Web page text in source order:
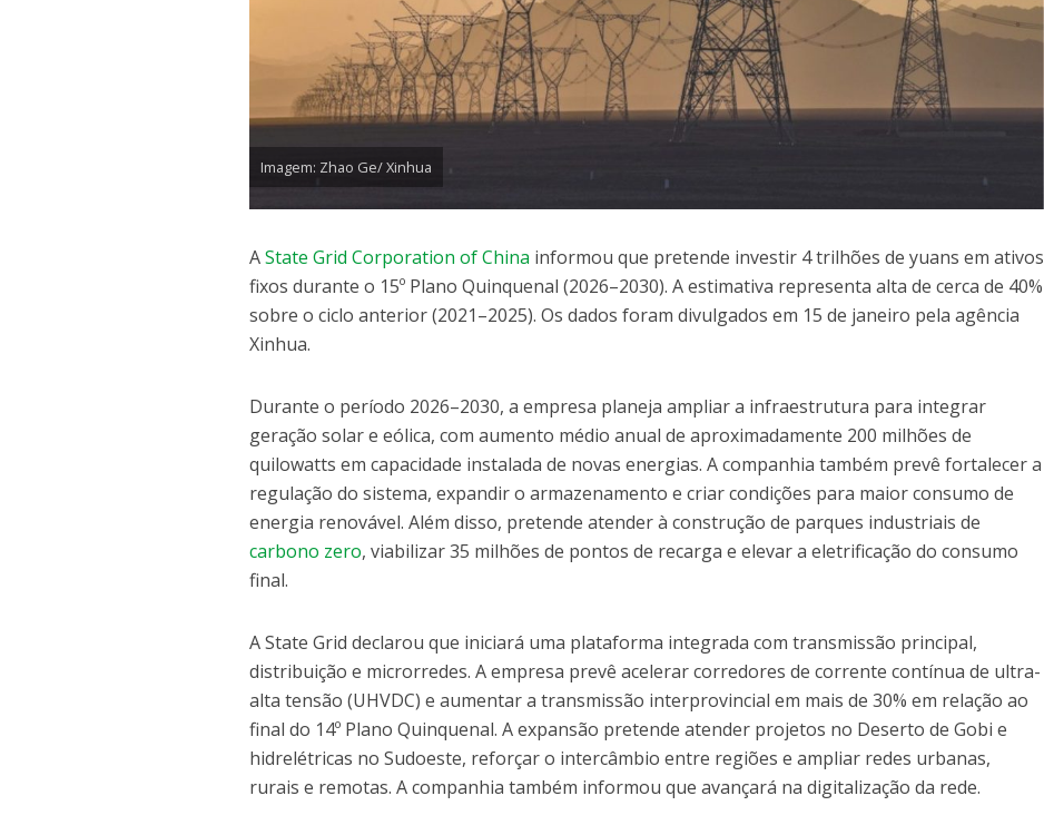
Imagem: Zhao Ge/ Xinhua
AState Grid Corporation of China informou que pretende investir 4 trilhões de yuans em ativos
fixos durante o 15º Plano Quinquenal (2026–2030). A estimativa representa alta de cerca de 40%
sobre o ciclo anterior (2021–2025). Os dados foram divulgados em 15 de janeiro pela agência
Xinhua.
Durante o período 2026–2030, a empresa planeja ampliar a infraestrutura para integrar
geração solar e eólica, com aumento médio anual de aproximadamente 200 milhões de
quilowatts em capacidade instalada de novas energias. A companhia também prevê fortalecer a
regulação do sistema, expandir o armazenamento e criar condições para maior consumo de
energia renovável. Além disso, pretende atender à construção de parques industriais de
carbono zero, viabilizar 35 milhões de pontos de recarga e elevar a eletrificação do consumo
final.
A State Grid declarou que iniciará uma plataforma integrada com transmissão principal,
distribuição e microrredes. A empresa prevê acelerar corredores de corrente contínua de ultra-
alta tensão (UHVDC) e aumentar a transmissão interprovincial em mais de 30% em relação ao
final do 14º Plano Quinquenal. A expansão pretende atender projetos no Deserto de Gobi e
hidrelétricas no Sudoeste, reforçar o intercâmbio entre regiões e ampliar redes urbanas,
rurais e remotas. A companhia também informou que avançará na digitalização da rede.